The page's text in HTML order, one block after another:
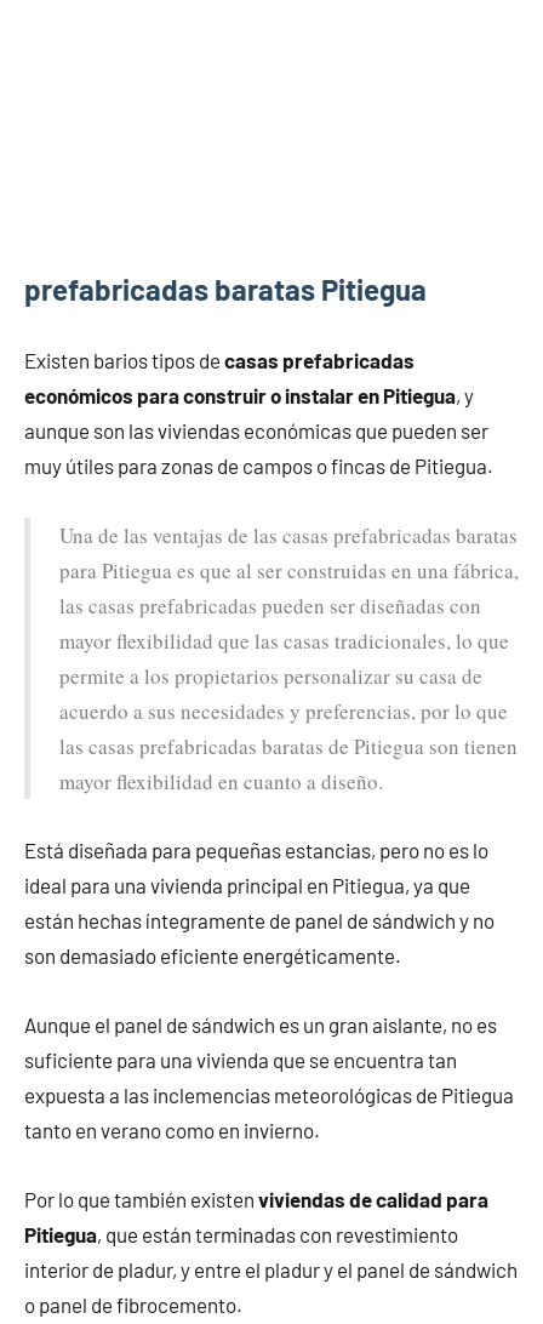
prefabricadas baratas Pitiegua
Existen barios tipos de casas prefabricadas
económicos para construir o instalar en Pitiegua, y
aunque son las viviendas económicas que pueden ser
muy útiles para zonas de campos o fincas de Pitiegua.
Una de las ventajas de las casas prefabricadas baratas
para Pitiegua es que al ser construidas en una fábrica,
las casas prefabricadas pueden ser diseñadas con
mayor flexibilidad que las casas tradicionales, lo que
permite a los propietarios personalizar su casa de
acuerdo a sus necesidades y preferencias, por lo que
las casas prefabricadas baratas de Pitiegua son tienen
mayor flexibilidad en cuanto a diseño.
Está diseñada para pequeñas estancias, pero no es lo
ideal para una vivienda principal en Pitiegua, ya que
están hechas íntegramente de panel de sándwich y no
son demasiado eficiente energéticamente.
Aunque el panel de sándwich es un gran aislante, no es
suficiente para una vivienda que se encuentra tan
expuesta a las inclemencias meteorológicas de Pitiegua
tanto en verano como en invierno.
Por lo que también existen viviendas de calidad para
Pitiegua, que están terminadas con revestimiento
interior de pladur, y entre el pladur y el panel de sándwich
o panel de fibrocemento.